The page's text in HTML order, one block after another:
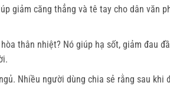
giảm căng thẳng và tê tay cho dân văn
thân nhiệt? Nó giúp hạ sốt, giảm đau
Nhiều người dùng chia sẻ rằng sau khi